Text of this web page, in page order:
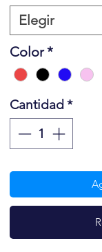
Elegir
Color*
Cantidad *